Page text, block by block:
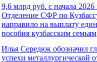
9,6 млрд руб. с начала 2026
Отделение СФР по
направило на выплату
пособия кузбасским семьям
Илья Середюк обозначил
успехи металлургической